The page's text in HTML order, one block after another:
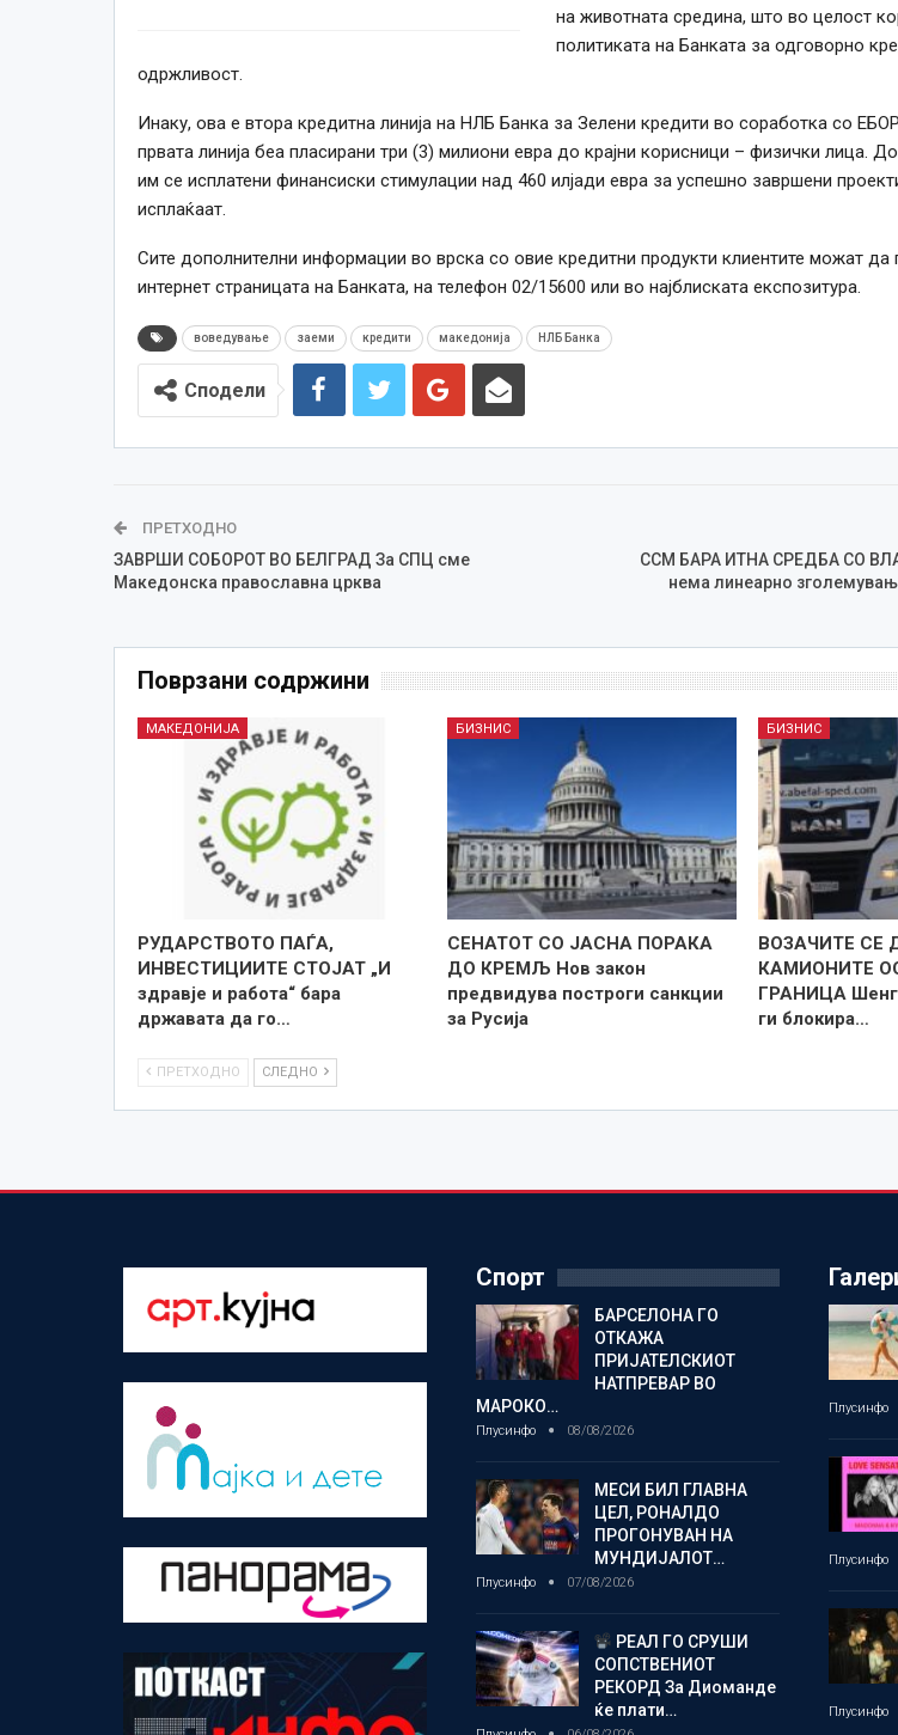
на животната средина, што во целост
политиката на Банката за одговорно
одржливост.
Инаку, ова е втора кредитна линија на НЛБ Банка за Зелени кредити во соработка со
првата линија беа пласирани три (3) милиони евра до крајни корисници – физички лица.
им се исплатени финансиски стимулации над 460 илјади евра за успешно завршени
исплаќаат.
Сите дополнителни информации во врска со овие кредитни продукти клиентите можат да
интернет страницата на Банката, на телефон 02/15600 или во најблиската експозитура.
воведување заеми кредити македонија НЛБ Банка
Сподели
ПРЕТХОДНО
ЗАВРШИ СОБОРОТ ВО БЕЛГРАД За СПЦ сме
Македонска православна црква
ССМ БАРА ИТНА СРЕДБА СО
нема линеарно
Поврзани содржини
МАКЕДОНИЈА
РУДАРСТВОТО ПАЃА,
ИНВЕСТИЦИИТЕ СТОЈАТ „И
здравје и работа“ бара
државата да го…
БИЗНИС
СЕНАТОТ СО ЈАСНА ПОРАКА
ДО КРЕМЉ Нов закон
предвидува построги санкции
за Русија
БИЗНИС
ВОЗАЧИТЕ СЕ
КАМИОНИТЕ
ГРАНИЦА
ги блокира…
ПРЕТХОДНО СЛЕДНО
Спорт
БАРСЕЛОНА ГО
ОТКАЖА
ПРИЈАТЕЛСКИОТ
НАТПРЕВАР ВО
МАРОКО…
Плусинфо 08/08/2026
МЕСИ БИЛ ГЛАВНА
ЦЕЛ, РОНАЛДО
ПРОГОНУВАН НА
МУНДИЈАЛОТ…
Плусинфо 07/08/2026
РЕАЛ ГО СРУШИ
СОПСТВЕНИОТ
РЕКОРД За Диоманде
ќе плати…
Плусинфо
Плусинфо
Плусинфо